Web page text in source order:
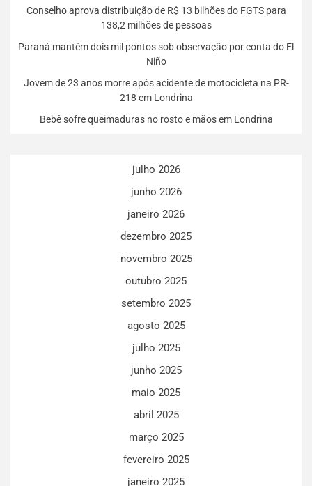
Conselho aprova distribuição de R$ 13 bilhões do FGTS para
138,2 milhões de pessoas
Paraná mantém dois mil pontos sob observação por conta do El
Niño
Jovem de 23 anos morre após acidente de motocicleta na PR-
218 em Londrina
Bebê sofre queimaduras no rosto e mãos em Londrina
julho 2026
junho 2026
janeiro 2026
dezembro 2025
novembro 2025
outubro 2025
setembro 2025
agosto 2025
julho 2025
junho 2025
maio 2025
abril 2025
março 2025
fevereiro 2025
janeiro 2025